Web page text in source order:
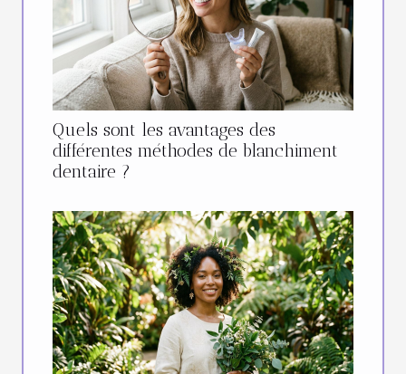
Quels sont les avantages des
différentes méthodes de blanchiment
dentaire ?